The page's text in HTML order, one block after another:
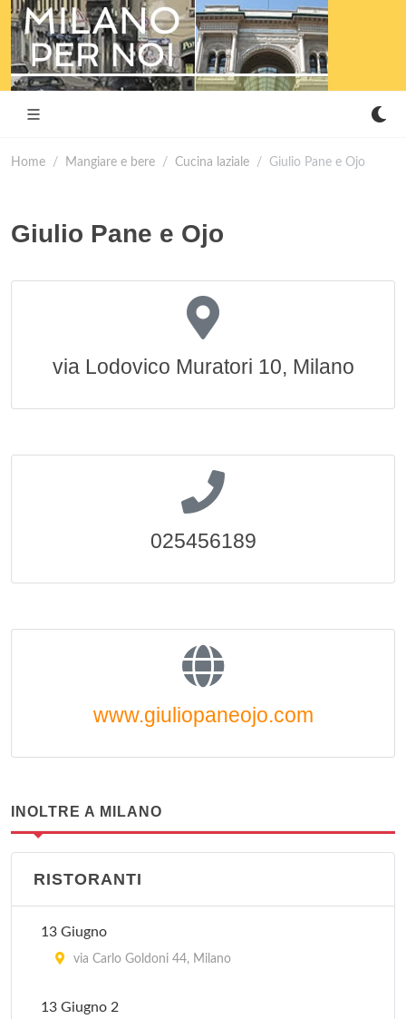
Home Mangiare e bere Cucina laziale Giulio Pane e Ojo
Giulio Pane e Ojo
via Lodovico Muratori 10, Milano
025456189
www.giuliopaneojo.com
INOLTRE A MILANO
RISTORANTI
13 Giugno
via Carlo Goldoni 44, Milano
13 Giugno 2